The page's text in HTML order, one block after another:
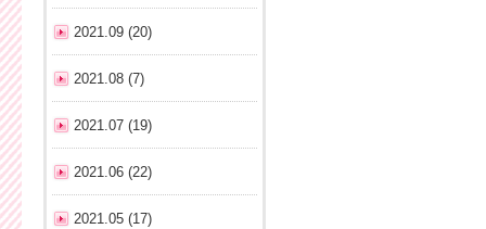
2021.09 (20)
2021.08 (7)
2021.07 (19)
2021.06 (22)
2021.05 (17)